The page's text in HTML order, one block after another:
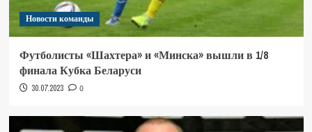
Новости команды
Футболисты «Шахтера» и «Минска» вышли в 1/8
финала Кубка Беларуси
30.07.2023 0